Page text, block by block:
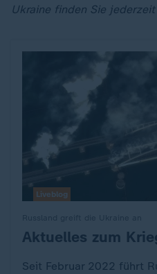
Ukraine finden Sie
:
Aktuelles zum
Seit Februar 2022 führt
Liveblog